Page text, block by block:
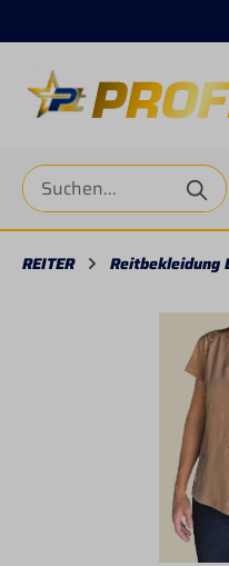
REITER Reitbekleidung
Bildergalerie